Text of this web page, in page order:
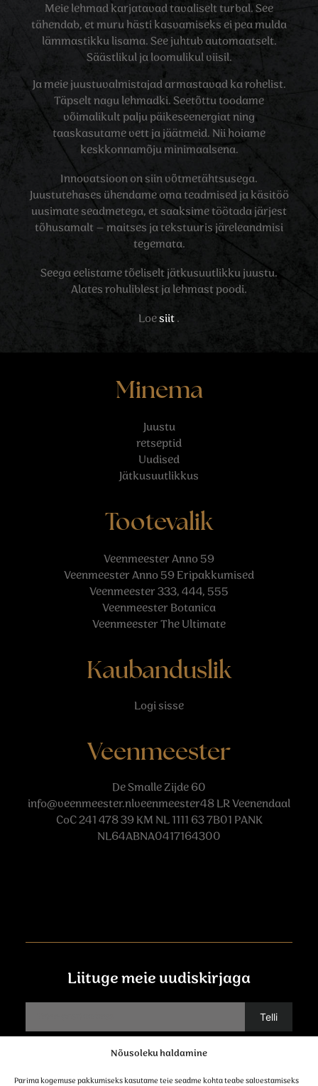
Nõusoleku haldamine
Parima kogemuse pakkumiseks kasutame teie seadme kohta teabe salvestamiseks
Meie lehmad karjatavad tavaliselt turbal. See
tähendab, et muru hästi kasvamiseks ei pea mulda
lämmastikku lisama. See juhtub automaatselt.
Säästlikul ja loomulikul viisil.
Ja meie juustuvalmistajad armastavad ka rohelist.
Täpselt nagu lehmadki. Seetõttu toodame
võimalikult palju päikeseenergiat ning
taaskasutame vett ja jäätmeid. Nii hoiame
keskkonnamõju minimaalsena.
Innovatsioon on siin võtmetähtsusega.
Juustutehases ühendame oma teadmised ja käsitöö
uusimate seadmetega, et saaksime töötada järjest
tõhusamalt – maitses ja tekstuuris järeleandmisi
tegemata.
Seega eelistame tõeliselt jätkusuutlikku juustu.
Alates rohuliblest ja lehmast poodi.
Loesiit.
Minema
Juustu
retseptid
Uudised
Jätkusuutlikkus
Tootevalik
Veenmeester Anno 59
Veenmeester Anno 59 Eripakkumised
Veenmeester 333, 444, 555
Veenmeester Botanica
Veenmeester The Ultimate
Kaubanduslik
Logi sisse
Veenmeester
De Smalle Zijde 60
info@veenmeester.nlveenmeester48LR Veenendaal
CoC 241 478 39 KM NL 1111 63 7B01 PANK
NL64ABNA0417164300
Liituge meie uudiskirjaga